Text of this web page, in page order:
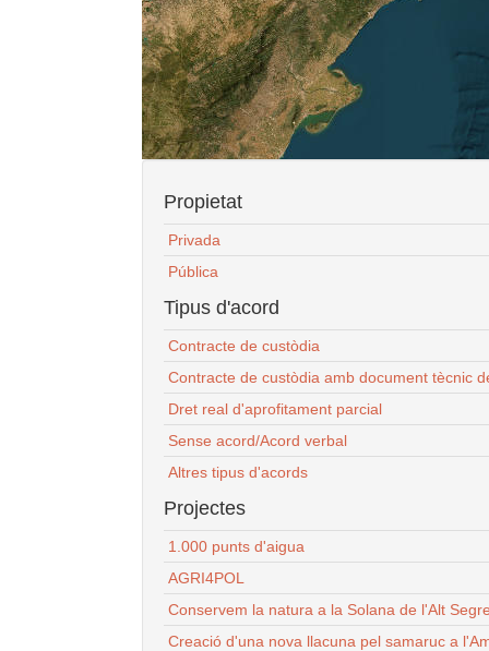
Propietat
Privada
Pública
Tipus d'acord
Contracte de custòdia
Contracte de custòdia amb document tècnic
Dret real d'aprofitament parcial
Sense acord/Acord verbal
Altres tipus d'acords
Projectes
1.000 punts d'aigua
AGRI4POL
Conservem la natura a la Solana de l'Alt
Creació d'una nova llacuna pel samaruc a